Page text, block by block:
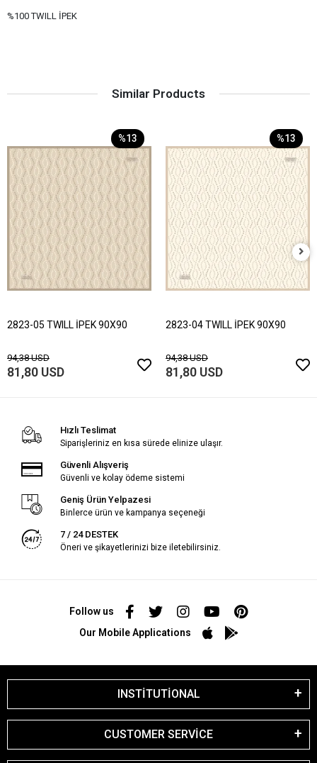
%100 TWILL İPEK
Similar Products
%13
2823-05 TWILL İPEK 90X90
94,38 USD
81,80 USD
%13
2823-04 TWILL İPEK 90X90
94,38 USD
81,80 USD
Hızlı Teslimat
Siparişleriniz en kısa sürede elinize ulaşır.
Güvenli Alışveriş
Güvenli ve kolay ödeme sistemi
Geniş Ürün Yelpazesi
Binlerce ürün ve kampanya seçeneği
7 / 24 DESTEK
Öneri ve şikayetlerinizi bize iletebilirsiniz.
Follow us
Our Mobile Applications
INSTİTUTİONAL
CUSTOMER SERVİCE